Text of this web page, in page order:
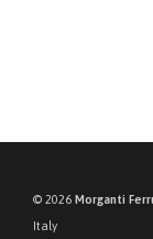
© 2026 Morganti
Italy